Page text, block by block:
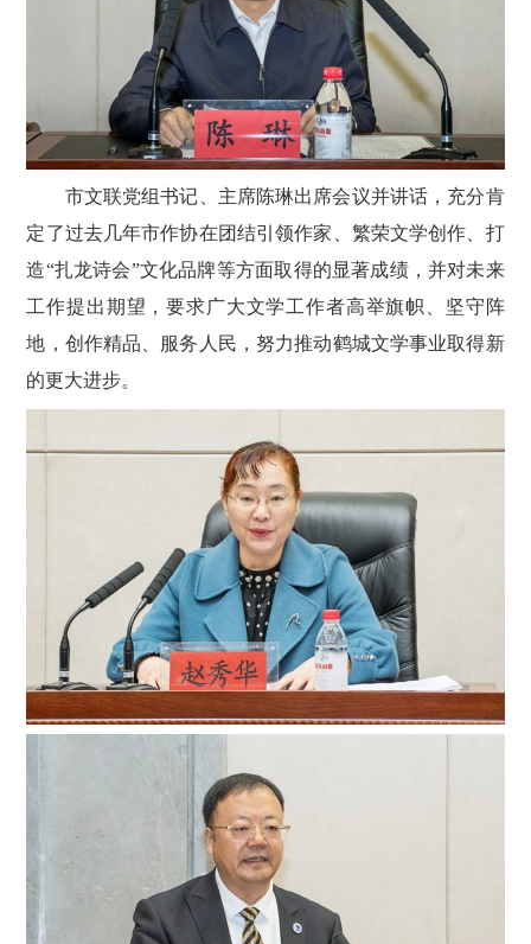
市文联党组书记、主席陈琳出席会议并讲话，充分肯
定了过去几年市作协在团结引领作家、繁荣文学创作、打
造“扎龙诗会”文化品牌等方面取得的显著成绩，并对未来
工作提出期望，要求广大文学工作者高举旗帜、坚守阵
地，创作精品、服务人民，努力推动鹤城文学事业取得新
的更大进步。